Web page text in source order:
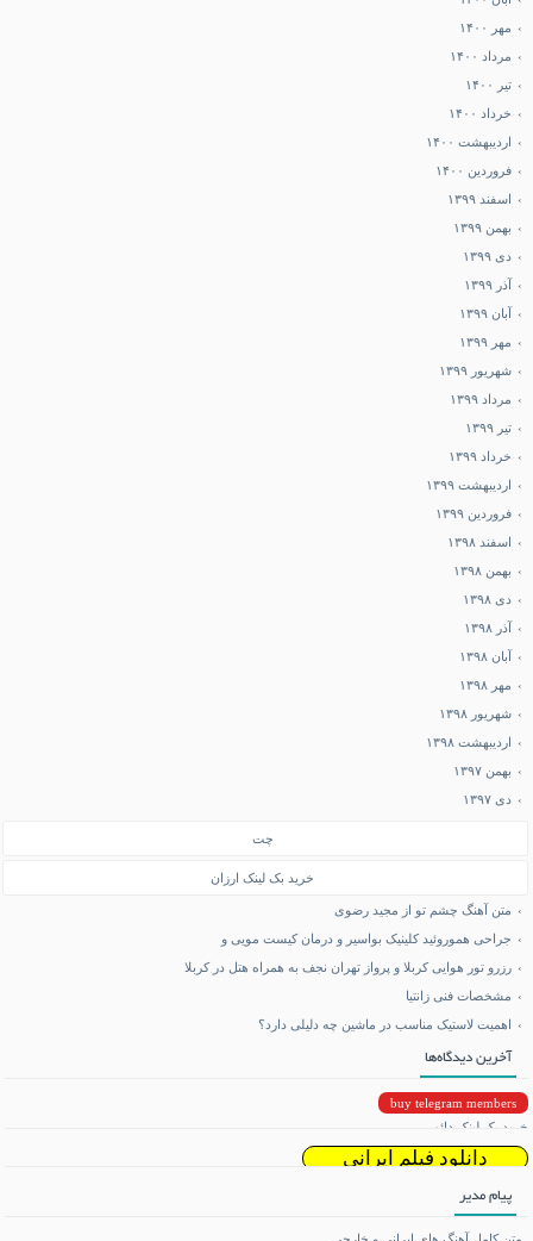
مهر ۱۴۰۰
مرداد ۱۴۰۰
تیر ۱۴۰۰
خرداد ۱۴۰۰
اردیبهشت ۱۴۰۰
فروردین ۱۴۰۰
اسفند ۱۳۹۹
بهمن ۱۳۹۹
دی ۱۳۹۹
آذر ۱۳۹۹
آبان ۱۳۹۹
مهر ۱۳۹۹
شهریور ۱۳۹۹
مرداد ۱۳۹۹
تیر ۱۳۹۹
خرداد ۱۳۹۹
اردیبهشت ۱۳۹۹
فروردین ۱۳۹۹
اسفند ۱۳۹۸
بهمن ۱۳۹۸
دی ۱۳۹۸
آذر ۱۳۹۸
آبان ۱۳۹۸
مهر ۱۳۹۸
شهریور ۱۳۹۸
اردیبهشت ۱۳۹۸
بهمن ۱۳۹۷
دی ۱۳۹۷
چت
خرید بک لینک ارزان
متن آهنگ چشم تو از مجید رضوی
جراحی هموروئید کلینیک بواسیر و درمان کیست مویی و
رزرو تور هوایی کربلا و پرواز تهران نجف به همراه هتل در کربلا
مشخصات فنی زانتیا
اهمیت لاستیک مناسب در ماشین چه دلیلی دارد؟
آخرین دیدگاه‌ها
buy telegram members
خرید بک لینک دائمی
دانلود فیلم ایرانی
دانلود ریمیکس
پیام مدیر